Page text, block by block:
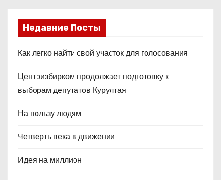
Недавние Посты
Как легко найти свой участок для голосования
Центризбирком продолжает подготовку к
выборам депутатов Курултая
На пользу людям
Четверть века в движении
Идея на миллион